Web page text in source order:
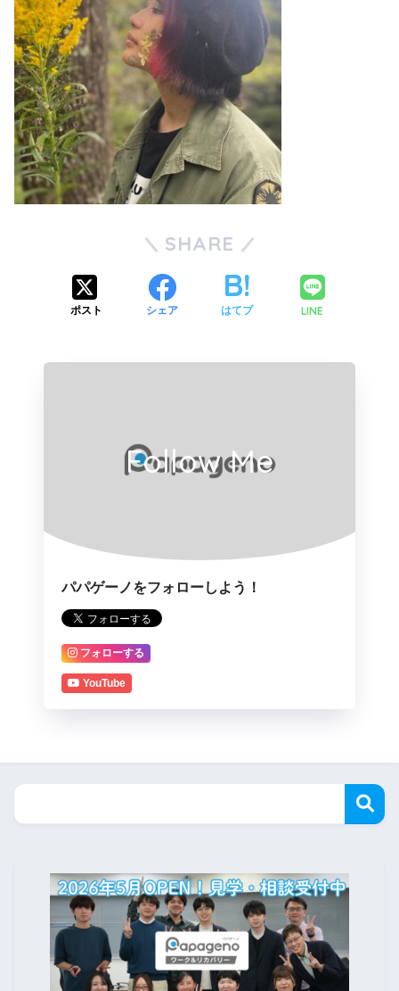
SHARE
ポスト シェア はてブ LINE
Follow Me
パパゲーノをフォローしよう！
フォローする
YouTube